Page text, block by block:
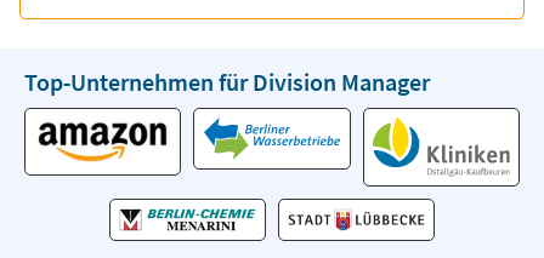
Top-Unternehmen für Division Manager